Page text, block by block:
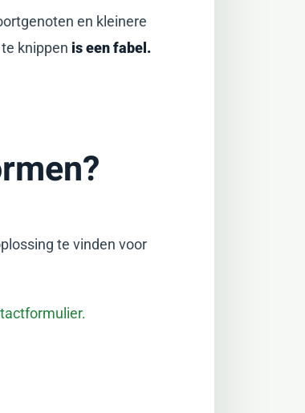
en kleinere
te knippenis een fabel.
te vinden voor